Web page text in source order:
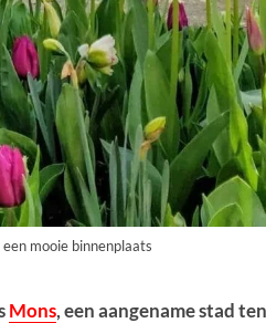
mooie binnenplaats
Mons, een aangename stad